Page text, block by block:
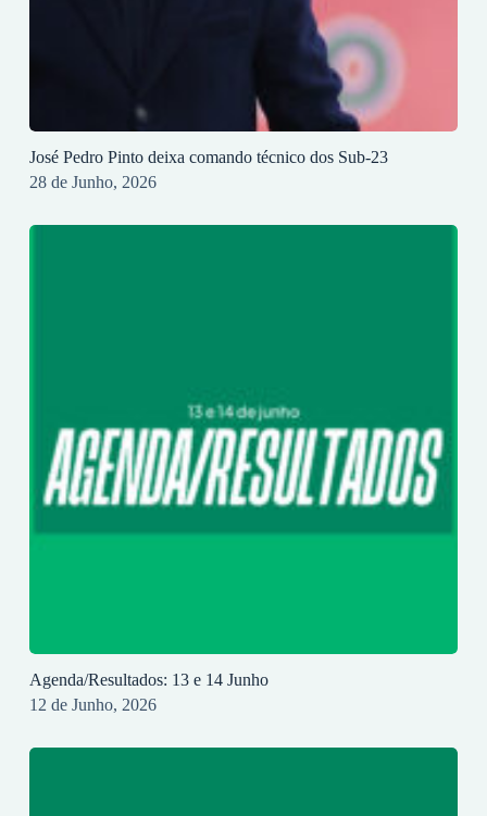
José Pedro Pinto deixa comando técnico dos Sub-23
28 de Junho, 2026
Agenda/Resultados: 13 e 14 Junho
12 de Junho, 2026